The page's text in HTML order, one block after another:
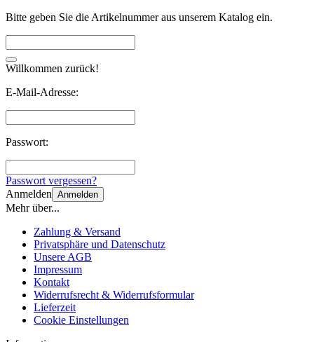
Bitte geben Sie die Artikelnummer aus unserem Katalog ein.
Willkommen zurück!
E-Mail-Adresse:
Passwort:
Passwort vergessen?
Anmelden Anmelden
Mehr über...
Zahlung & Versand
Privatsphäre und Datenschutz
Unsere AGB
Impressum
Kontakt
Widerrufsrecht & Widerrufsformular
Lieferzeit
Cookie Einstellungen